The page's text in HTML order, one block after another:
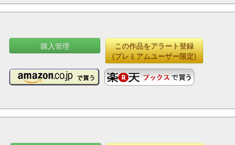
購入管理
この作品をアラート登録
(プレミアムユーザー限定)